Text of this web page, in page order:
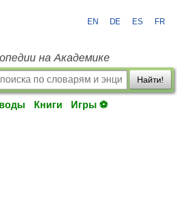
EN DE ES FR
на Академике
Найти!
Книги Игры ⚽